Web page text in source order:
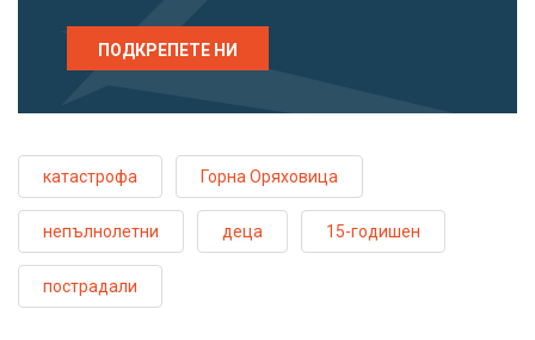
ПОДКРЕПЕТЕ НИ
катастрофа Горна Оряховица
непълнолетни деца 15-годишен
пострадали